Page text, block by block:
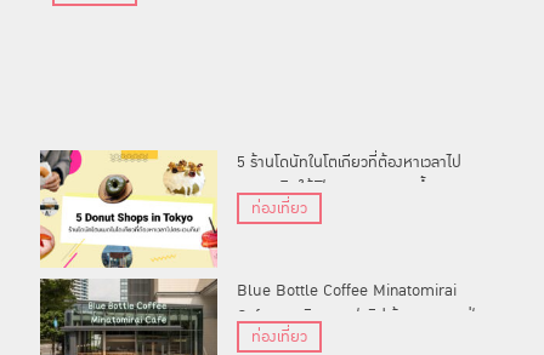
5 ร้านโดนัทในโตเกียวที่ต้องหาเวลาไป
ตระเวนกินให้ฟินจนหายอยากน้ำตาล
ท่องเที่ยว
Blue Bottle Coffee Minatomirai
Cafe : แวะจิบกาแฟดริปเข้มๆ ณ คาเฟ่
ที่สถาปัตยกรรมดีไม่แพ้รสชาติในโยโก
ท่องเที่ยว